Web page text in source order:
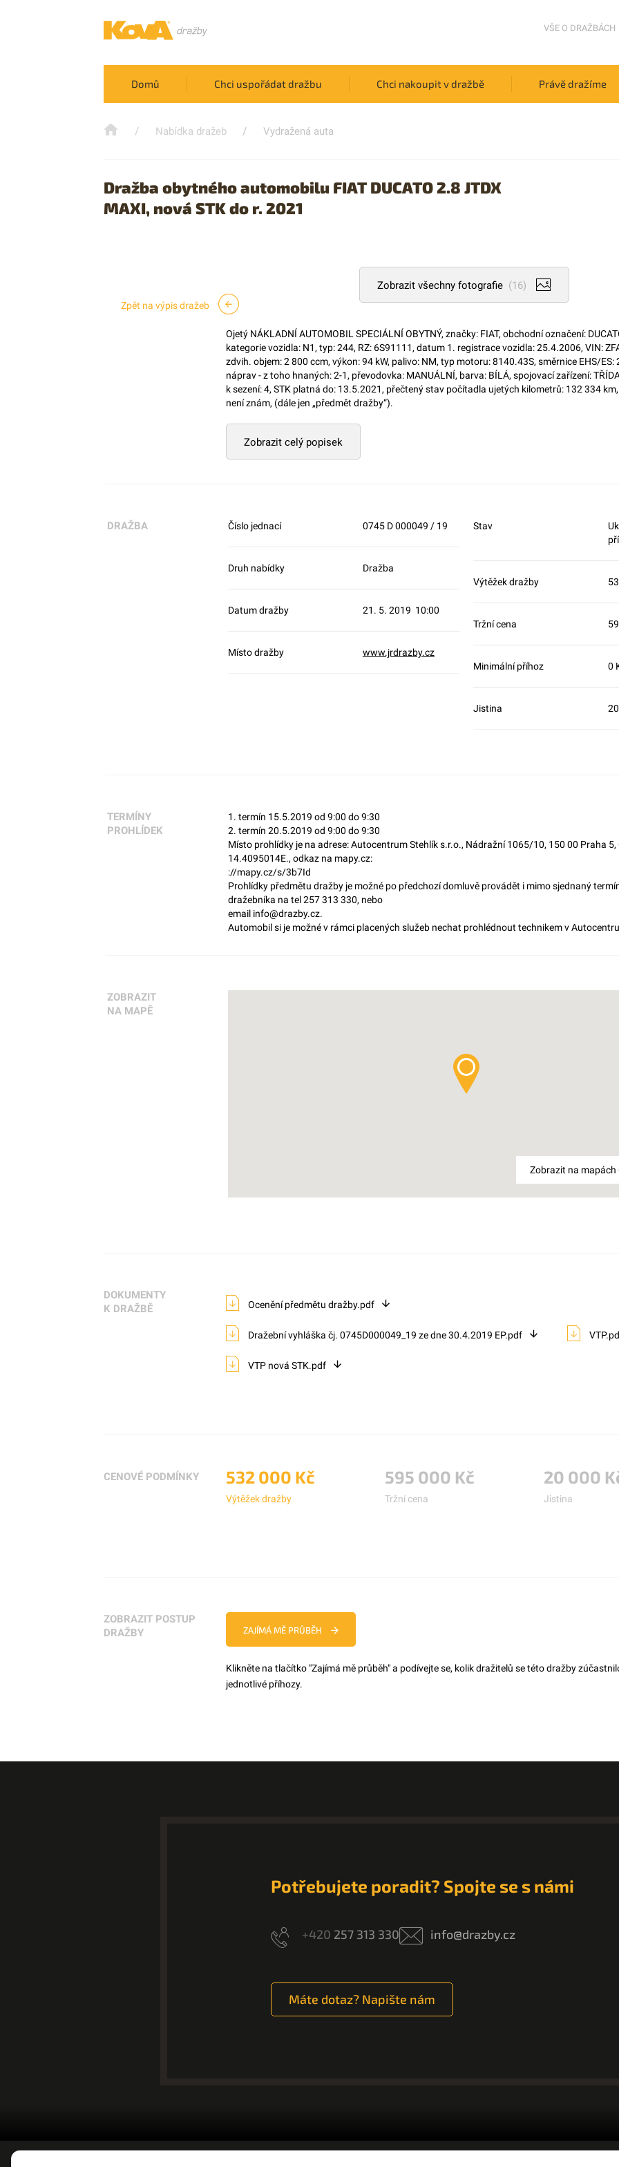
VŠE O DRAŽBÁCH
Domů Chci uspořádat dražbu Chci nakoupit v dražbě Právě dražíme
/ Nabídka dražeb / Vydražená auta
Dražba obytného automobilu FIAT DUCATO 2.8 JTDX
MAXI, nová STK do r. 2021
Zpět na výpis dražeb
Zobrazit všechny fotografie (16)
Ojetý NÁKLADNÍ AUTOMOBIL SPECIÁLNÍ OBYTNÝ, značky: FIAT, obchodní označení:
kategorie vozidla: N1, typ: 244, RZ: 6S91111, datum 1. registrace vozidla: 25.4.2006, VIN:
zdvih. objem: 2 800 ccm, výkon: 94 kW, palivo: NM, typ motoru: 8140.43S, směrnice EHS/
náprav - z toho hnaných: 2-1, převodovka: MANUÁLNÍ, barva: BÍLÁ, spojovací zařízení:
k sezení: 4, STK platná do: 13.5.2021, přečtený stav počítadla ujetých kilometrů: 132 334
není znám, (dále jen „předmět dražby“).
Zobrazit celý popisek
DRAŽBA Číslo jednací 0745 D 000049 / 19
Druh nabídky Dražba
Datum dražby 21. 5. 2019 10:00
Místo dražby www.jrdrazby.cz
Stav
Výtěžek dražby
Tržní cena
Minimální příhoz 0
Jistina
TERMÍNY
PROHLÍDEK
1. termín 15.5.2019 od 9:00 do 9:30
2. termín 20.5.2019 od 9:00 do 9:30
Místo prohlídky je na adrese: Autocentrum Stehlík s.r.o., Nádražní 1065/10, 150 00 Praha 5,
14.4095014E., odkaz na mapy.cz:
://mapy.cz/s/3b7Id
Prohlídky předmětu dražby je možné po předchozí domluvě provádět i mimo sjednaný
dražebníka na tel 257 313 330, nebo
email info@drazby.cz.
Automobil si je možné v rámci placených služeb nechat prohlédnout technikem v
ZOBRAZIT
NA MAPĚ
Zobrazit na mapách
DOKUMENTY
K DRAŽBĚ
Ocenění předmětu dražby.pdf
Dražební vyhláška čj. 0745D000049_19 ze dne 30.4.2019 EP.pdf
VTP nová STK.pdf
CENOVÉ PODMÍNKY 532 000 Kč
Výtěžek dražby
595 000 Kč
Tržní cena
20 000
Jistina
ZOBRAZIT POSTUP
DRAŽBY
ZAJÍMÁ MĚ PRŮBĚH
Klikněte na tlačítko "Zajímá mě průběh" a podívejte se, kolik dražitelů se této dražby
jednotlivé příhozy.
Potřebujete poradit? Spojte se s námi
+420 257 313 330 info@drazby.cz
Máte dotaz? Napište nám